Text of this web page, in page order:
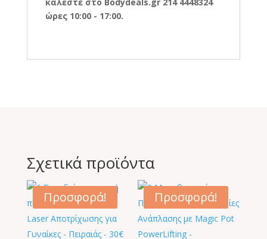
καλέστε στο Bodydeals.gr 214 4448324
ώρες 10:00 - 17:00.
Σχετικά προϊόντα
Προσφορά! Προσφορά!